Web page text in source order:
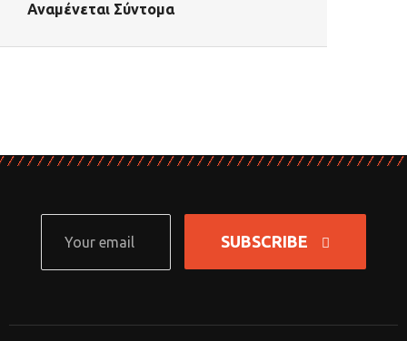
Αναμένεται Σύντομα
SUBSCRIBE